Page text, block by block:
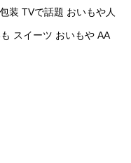
装 TVで話題 おいもや人
スイーツ おいもや AA